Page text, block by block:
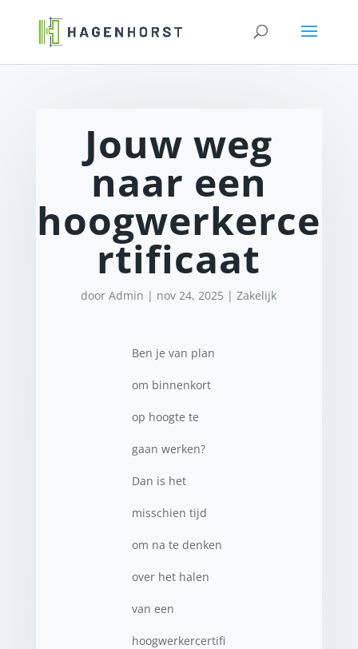
Jouw weg
naar een
hoogwerkerce
rtificaat
doorAdmin | nov 24, 2025 |Zakelijk
Ben je van plan
om binnenkort
op hoogte te
gaan werken?
Dan is het
misschien tijd
om na te denken
over het halen
van een
hoogwerkercertifi